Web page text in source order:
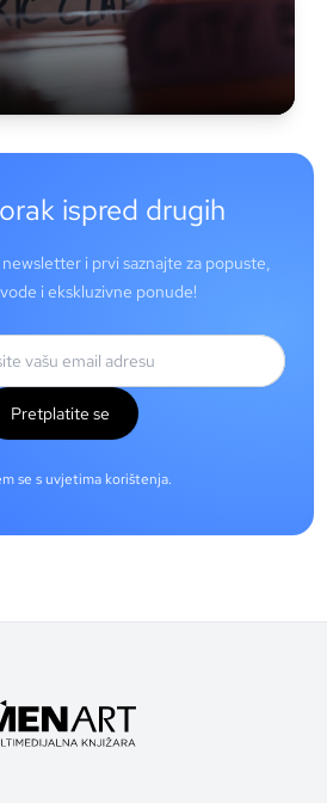
ispred drugih
i prvi saznajte za popuste,
i ekskluzivne ponude!
Pretplatite se
se s uvjetima korištenja.